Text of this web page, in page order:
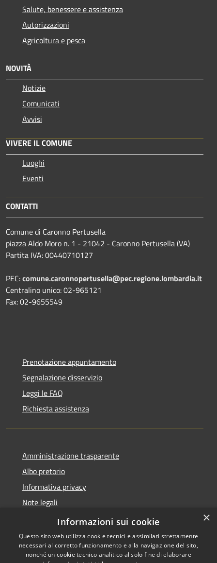
Salute, benessere e assistenza
Autorizzazioni
Agricoltura e pesca
NOVITÀ
Notizie
Comunicati
Avvisi
VIVERE IL COMUNE
Luoghi
Eventi
CONTATTI
Comune di Caronno Pertusella
piazza Aldo Moro n. 1 - 21042 - Caronno Pertusella (VA)
Partita IVA: 00440710127
PEC:comune.caronnopertusella@pec.regione.lombardia.it
Centralino unico: 02-965121
Fax: 02-9655549
Prenotazione appuntamento
Segnalazione disservizio
Leggi le FAQ
Richiesta assistenza
Amministrazione trasparente
Albo pretorio
Informativa privacy
Note legali
Dichiarazione di accessibilità
×
Informazioni sui cookie
Questo sito web utilizza cookie tecnici e assimilati strettamente
necessari al corretto funzionamento e alla navigazione del sito,
nonché un cookie tecnico analitico al solo fine di elaborare